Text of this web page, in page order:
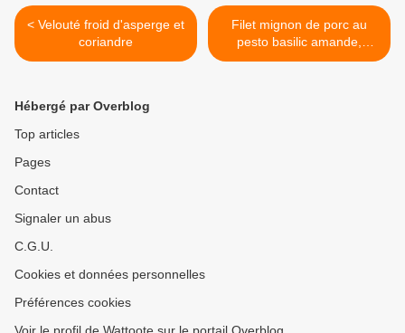
< Velouté froid d'asperge et
coriandre
Filet mignon de porc au
pesto basilic amande,
galettes de polenta et
Hébergé par Overblog
Top articles
Pages
Contact
Signaler un abus
C.G.U.
Cookies et données personnelles
Préférences cookies